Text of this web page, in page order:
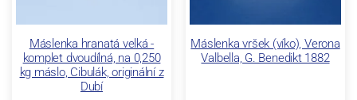
Máslenka hranatá velká -
komplet dvoudílná, na 0,250
kg máslo, Cibulák, originální z
Dubí
Máslenka vršek (víko), Verona
Valbella, G. Benedikt 1882